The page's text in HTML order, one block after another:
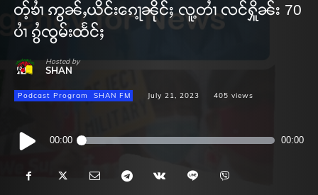
တ့်ၶၢႆ ဢွၼ်ႇယိင်းၵေႃ့ၼိုင်ႈ လူ့တၢႆ လင်ႁိူၼ်း 70
ပၢႆ ၵွႆၸွမ်းထႅင်ႈ
Hosted by
SHAN
Podcast Program SHAN FM July 21, 2023 405 views
Audio
Player
00:00 00:00